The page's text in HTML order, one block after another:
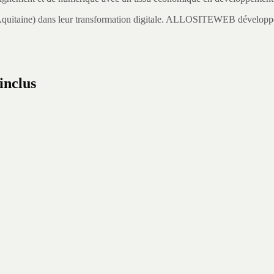
) dans leur transformation digitale. ALLOSITEWEB